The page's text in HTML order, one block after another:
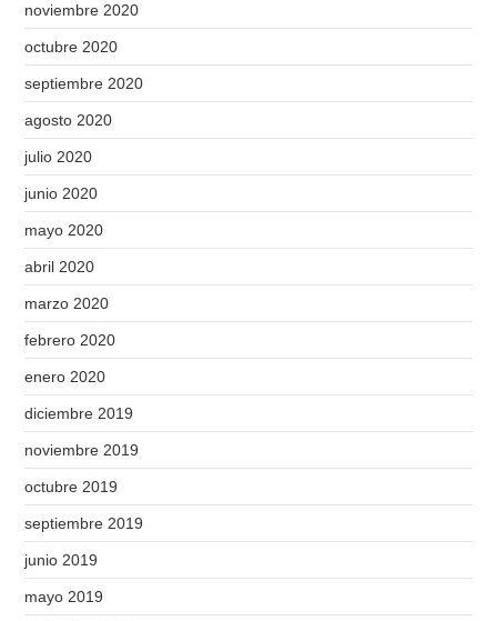
noviembre 2020
octubre 2020
septiembre 2020
agosto 2020
julio 2020
junio 2020
mayo 2020
abril 2020
marzo 2020
febrero 2020
enero 2020
diciembre 2019
noviembre 2019
octubre 2019
septiembre 2019
junio 2019
mayo 2019